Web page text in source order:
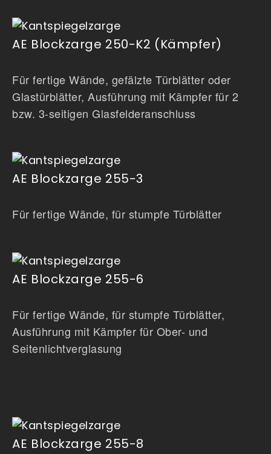
AE Blockzarge 250-K2 (Kämpfer)
Für fertige Wände, gefälzte Türblätter oder
Glastürblätter, Ausführung mit Kämpfer für 2
bzw. 3-seitigen Glasfelderanschluss
AE Blockzarge 255-3
Für fertige Wände, für stumpfe Türblätter
AE Blockzarge 255-6
Für fertige Wände, für stumpfe Türblätter,
Ausführung mit Kämpfer für Ober- und
Seitenlichtverglasung
AE Blockzarge 255-8